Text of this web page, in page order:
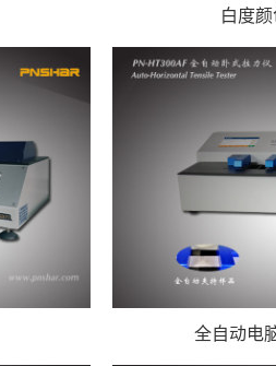
白度
全自动电